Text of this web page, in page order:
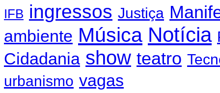
IFB ingressos Justiça
ambiente Música Notícia
Cidadania show teatro
urbanismo vagas